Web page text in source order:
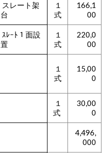
スレート架
台
１
式
166,1
00
ｽﾚｰﾄ１面設
置
１
式
220,0
00
１
式
15,00
0
１
式
30,00
0
4,496,
000